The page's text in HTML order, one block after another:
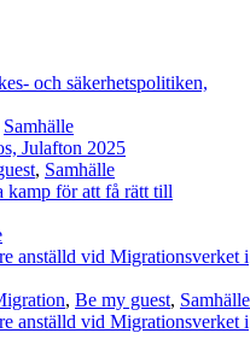
och säkerhetspolitiken,
Samhälle
Julafton 2025
, Samhälle
kamp för att få rätt till
anställd vid Migrationsverket i
, Be my guest, Samhälle
anställd vid Migrationsverket i